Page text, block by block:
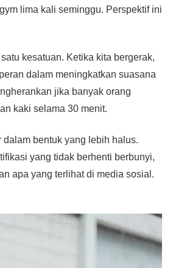
lima kali seminggu. Perspektif ini
kesatuan. Ketika kita bergerak,
dalam meningkatkan suasana
jika banyak orang
kaki selama 30 menit.
bentuk yang lebih halus.
yang tidak berhenti berbunyi,
apa yang terlihat di media sosial.